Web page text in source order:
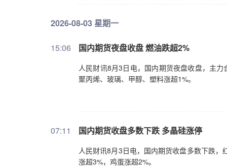
2026-08-03 星期一
15:06 ​国内期货夜盘收盘 燃油跌超2%
人民财讯8月3日电，国内期货夜盘收盘，主
聚丙烯、玻璃、甲醇、塑料涨超1%。
07:11 国内期货收盘多数下跌 多晶硅涨停
人民财讯8月3日电，国内期货收盘多数下跌
涨超3%，鸡蛋涨超2%。